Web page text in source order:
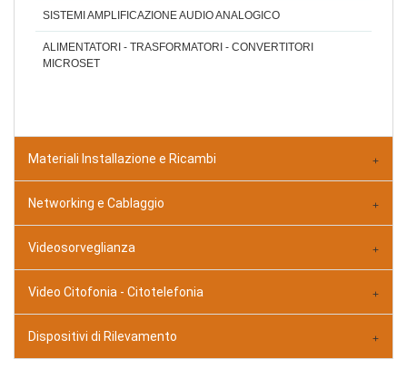
SISTEMI AMPLIFICAZIONE AUDIO ANALOGICO
ALIMENTATORI - TRASFORMATORI - CONVERTITORI
MICROSET
Materiali Installazione e Ricambi
Networking e Cablaggio
Videosorveglianza
Video Citofonia - Citotelefonia
Dispositivi di Rilevamento